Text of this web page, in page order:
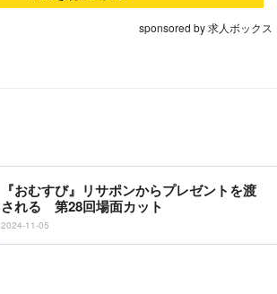
sponsored by 求人ボックス
『おむすび』リサポンからプレゼントを渡
される 第28回場面カット
2024-11-05